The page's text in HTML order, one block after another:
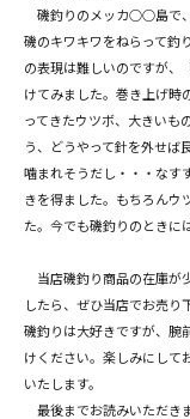
磯釣りのメッカ○○島で、
磯のキワキワをねらって釣
の表現は難しいのですが、
けてみました。巻き上げ時
ってきたウツボ、大きいも
う、どうやって針を外せば
噛まれそうだし・・・なす
きを得ました。もちろんウ
た。今でも磯釣りのときに
当店磯釣り商品の在庫が
したら、ぜひ当店でお売り
磯釣りは大好きですが、腕
けください。楽しみにして
いたします。
最後までお読みいただき